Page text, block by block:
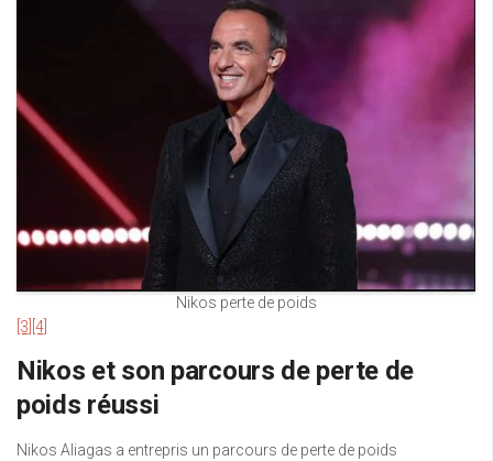
Nikos perte de poids
[3] [4]
Nikos et son parcours de perte de
poids réussi
Nikos Aliagas a entrepris un parcours de perte de poids